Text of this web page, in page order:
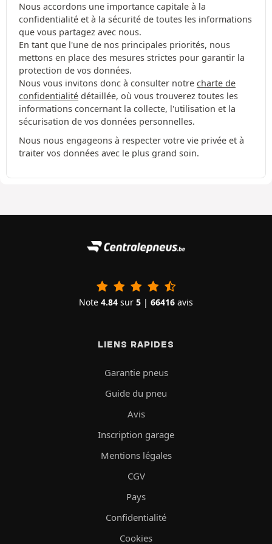
Nous accordons une importance capitale à la
confidentialité et à la sécurité de toutes les informations
que vous partagez avec nous.
En tant que l'une de nos principales priorités, nous
mettons en place des mesures strictes pour garantir la
protection de vos données.
Nous vous invitons donc à consulter notre charte de
confidentialité détaillée, où vous trouverez toutes les
informations concernant la collecte, l'utilisation et la
sécurisation de vos données personnelles.
Nous nous engageons à respecter votre vie privée et à
traiter vos données avec le plus grand soin.
Note 4.84 sur 5 | 66416 avis
LIENS RAPIDES
Garantie pneus
Guide du pneu
Avis
Inscription garage
Mentions légales
CGV
Pays
Confidentialité
Cookies